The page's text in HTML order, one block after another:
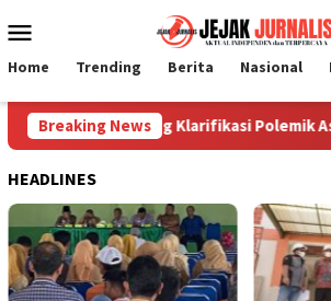
ke
Mobile
Home Trending Berita Nasional
Breaking News
Jombang Klarifikasi Polemik
HEADLINES